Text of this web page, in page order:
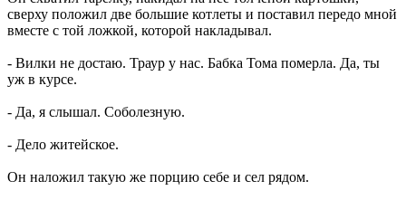
сверху положил две большие котлеты и поставил передо мной
вместе с той ложкой, которой накладывал.
- Вилки не достаю. Траур у нас. Бабка Тома померла. Да, ты
уж в курсе.
- Да, я слышал. Соболезную.
- Дело житейское.
Он наложил такую же порцию себе и сел рядом.